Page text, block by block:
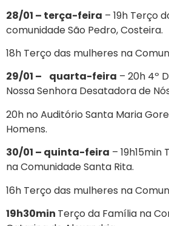
28/01 – terça-feira – 19h Terço
comunidade São Pedro, Costeira.
18h Terço das mulheres na
29/01 – quarta-feira – 20h 4º
Nossa Senhora Desatadora de
20h no Auditório Santa Maria
Homens.
30/01 – quinta-feira –
na Comunidade Santa Rita.
16h Terço das mulheres na
19h30min Terço da Família na